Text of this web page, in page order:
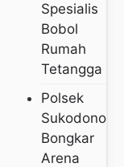
Spesialis
Bobol
Rumah
Tetangga
Polsek
Sukodono
Bongkar
Arena